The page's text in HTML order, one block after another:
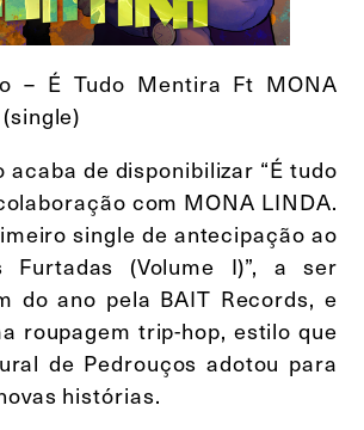
– É Tudo Mentira Ft MONA
acaba de disponibilizar “É tudo
com MONA LINDA.
single de antecipação ao
Furtadas (Volume I)”, a ser
do ano pela BAIT Records, e
roupagem trip-hop, estilo que
de Pedrouços adotou para
histórias.